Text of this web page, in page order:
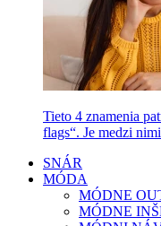
Tieto 4 znamenia
flags“. Je medzi
SNÁR
MÓDA
MÓDNE
MÓDNE